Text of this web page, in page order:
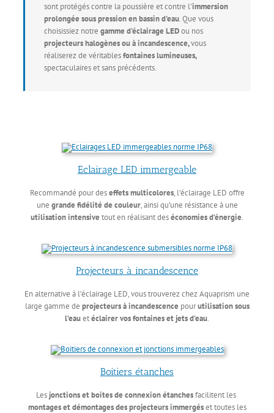
sont protégés contre la poussière et contre l'immersion
prolongée sous pression en bassin d'eau. Que vous
choisissiez notre gamme d'éclairage LEDou nos
projecteurs halogènes ou à incandescence,vous
réaliserez de véritablesfontaines lumineuses,
spectaculaires et sans précédents.
Eclairage LED immergeable
Recommandé pour deseffets multicolores, l’éclairage LED offre
une grande fidélité de couleur, ainsi qu’une résistance à une
utilisation intensive tout en réalisant deséconomies d’énergie.
Projecteurs à incandescence
En alternative à l’éclairage LED, vous trouverez chez Aquaprism une
large gamme de projecteurs à incandescence pourutilisation sous
l’eauetéclairer vos fontaines et jets d’eau.
Boitiers étanches
Les jonctions et boites de connexion étanchesfacilitent les
montages et démontages des projecteurs immergéset toutes les